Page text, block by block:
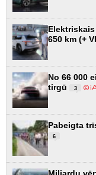
650 km (+
No 66 000
tirgū
3
Pabeigta
6